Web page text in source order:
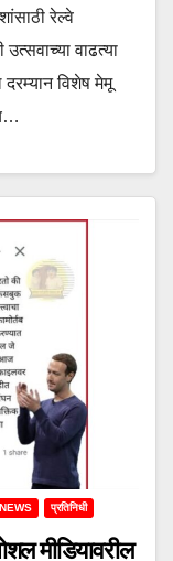
रेल्वे
वाढत्या
विशेष मेमू
NEWS प्रतिनिधी
मीडियावरील